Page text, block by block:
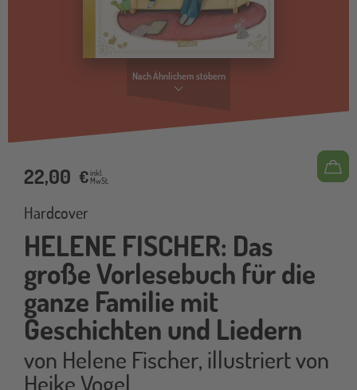
Nach Ähnlichem stöbern
22,00 €inkl.
MwSt.
Hardcover
HELENE FISCHER: Das
große Vorlesebuch für die
ganze Familie mit
Geschichten und Liedern
von Helene Fischer, illustriert von
Heike Vogel